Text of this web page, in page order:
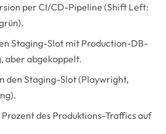
per CI/CD-Pipeline (Shift Left:
Staging-Slot mit Production-DB-
aber abgekoppelt.
den Staging-Slot (Playwright,
des Produktions-Traffics auf